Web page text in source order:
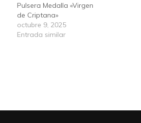
Pulsera Medalla «Virgen
de Criptana»
octubre 9, 2025
Entrada similar